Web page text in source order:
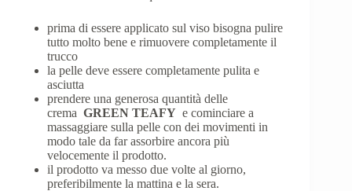
prima di essere applicato sul viso bisogna pulire
tutto molto bene e rimuovere completamente il
trucco
la pelle deve essere completamente pulita e
asciutta
prendere una generosa quantità delle
crema GREEN TEAFY e cominciare a
massaggiare sulla pelle con dei movimenti in
modo tale da far assorbire ancora più
velocemente il prodotto.
il prodotto va messo due volte al giorno,
preferibilmente la mattina e la sera.